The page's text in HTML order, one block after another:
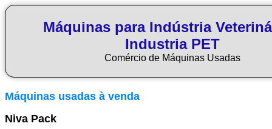
Máquinas para Indústria
Industria PET
Comércio de Máquinas Usadas
Máquinas usadas à venda
Niva Pack